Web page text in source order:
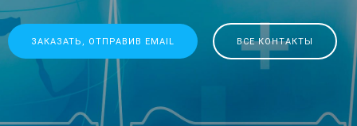
ЗАКАЗАТЬ, ОТПРАВИВ EMAIL ВСЕ КОНТАКТЫ